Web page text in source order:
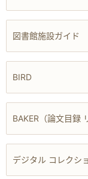
図書館施設ガイド
BIRD
BAKER（論文目録
デジタル コレクシ